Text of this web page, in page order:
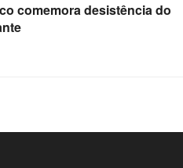
comemora desistência do